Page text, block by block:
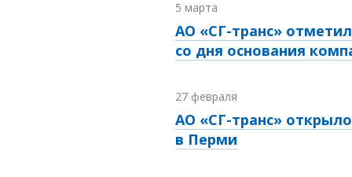
5 марта
АО «СГ-транс»
со дня основания
27 февраля
АО «СГ-транс»
в Перми